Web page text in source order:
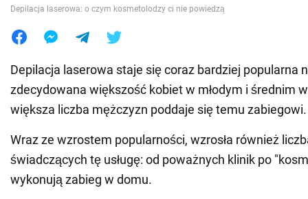
Jedzenie
Depilacja laserowa: o czym kosmetolodzy ci nie powiedzą
Depilacja laserowa staje się coraz bardziej popularna
zdecydowana większość kobiet w młodym i średnim
większa liczba mężczyzn poddaje się temu zabiegowi.
Wraz ze wzrostem popularności, wzrosła również
świadczących tę usługę: od poważnych klinik po
wykonują zabieg w domu.